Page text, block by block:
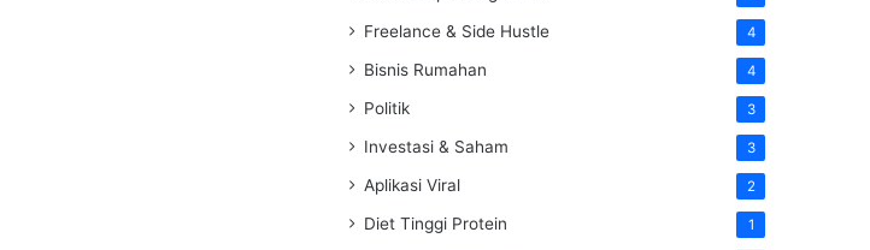
Freelance & Side Hustle 4
Bisnis Rumahan 4
Politik 3
Investasi & Saham 3
Aplikasi Viral 2
Diet Tinggi Protein 1